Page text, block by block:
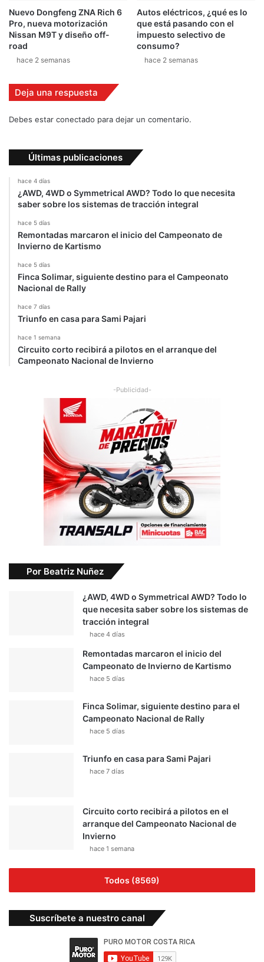
s
t
a
R
Nuevo Dongfeng ZNA Rich 6
Pro, nueva motorización
Nissan M9T y diseño off-
road
hace 2 semanas
Autos eléctricos, ¿qué es lo
que está pasando con el
impuesto selectivo de
consumo?
hace 2 semanas
Deja una respuesta
Debes estar conectado para dejar un comentario.
Últimas publicaciones
hace 4 días
¿AWD, 4WD o Symmetrical AWD? Todo lo que necesita
saber sobre los sistemas de tracción integral
hace 5 días
Remontadas marcaron el inicio del Campeonato de
Invierno de Kartismo
hace 5 días
Finca Solimar, siguiente destino para el Campeonato
Nacional de Rally
hace 7 días
Triunfo en casa para Sami Pajari
hace 1 semana
Circuito corto recibirá a pilotos en el arranque del
Campeonato Nacional de Invierno
-Publicidad-
Por Beatriz Nuñez
¿AWD, 4WD o Symmetrical AWD? Todo lo
que necesita saber sobre los sistemas de
tracción integral
hace 4 días
Remontadas marcaron el inicio del
Campeonato de Invierno de Kartismo
hace 5 días
Finca Solimar, siguiente destino para el
Campeonato Nacional de Rally
hace 5 días
Triunfo en casa para Sami Pajari
hace 7 días
Circuito corto recibirá a pilotos en el
arranque del Campeonato Nacional de
Invierno
hace 1 semana
Todos (8569)
Suscríbete a nuestro canal